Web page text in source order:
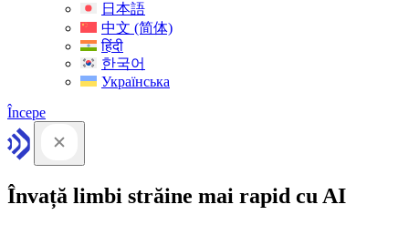
日本語
中文 (简体)
हिंदी
한국어
Українська
Începe
Învață limbi străine mai rapid cu AI